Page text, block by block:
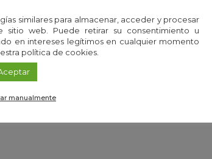
similares para almacenar, acceder y procesar
sitio web. Puede retirar su consentimiento u
en intereses legítimos en cualquier momento
política de cookies.
manualmente